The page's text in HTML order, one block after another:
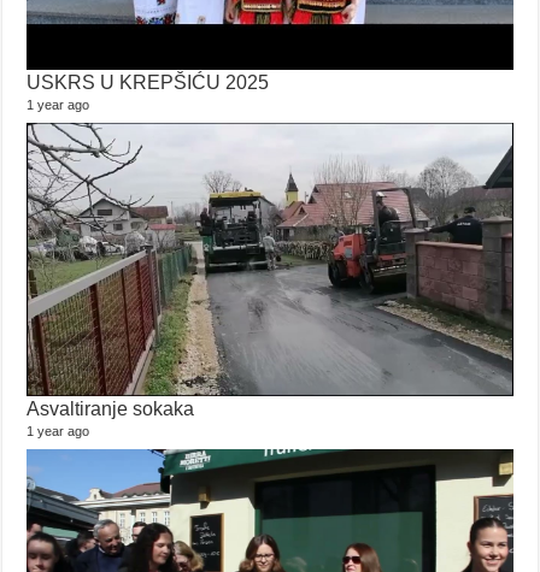
USKRS U KREPŠIĆU 2025
1 year ago
Asvaltiranje sokaka
1 year ago